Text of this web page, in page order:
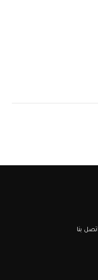
اتصل بنا